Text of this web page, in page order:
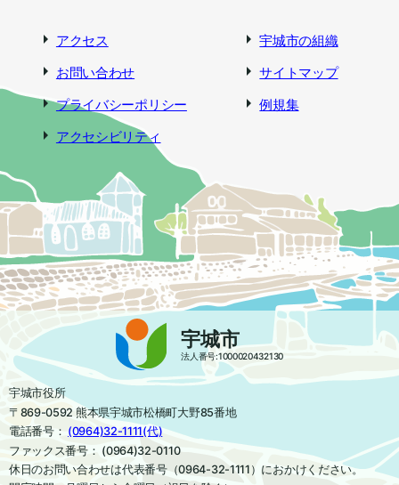
アクセス
宇城市の組織
お問い合わせ
サイトマップ
プライバシーポリシー
例規集
アクセシビリティ
宇城市
法人番号:1000020432130
宇城市役所
〒869-0592 熊本県宇城市松橋町大野85番地
電話番号： (0964)32-1111(代)
ファックス番号： (0964)32-0110
休日のお問い合わせは代表番号（0964-32-1111）におかけください。